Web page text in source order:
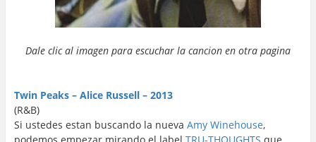
Dale clic al imagen para escuchar la cancion en otra pagina
Twin Peaks – Alice Russell – 2013
(R&B)
Si ustedes estan buscando la nueva Amy Winehouse,